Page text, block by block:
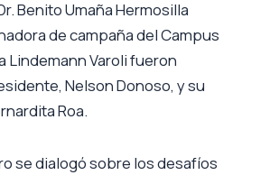
Benito Umaña Hermosilla
de campaña del Campus
Lindemann Varoli fueron
Nelson Donoso, y su
Roa.
se dialogó sobre los desafíos